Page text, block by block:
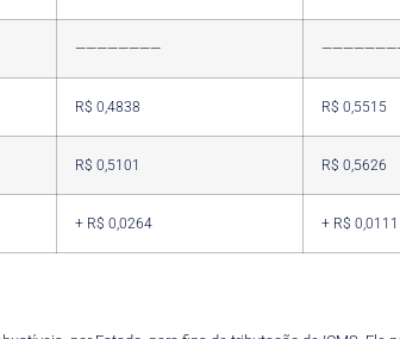
————————
R$ 0,4838 R$ 0,5515
R$ 0,5101 R$ 0,5626
+ R$ 0,0264 + R$ 0,0111